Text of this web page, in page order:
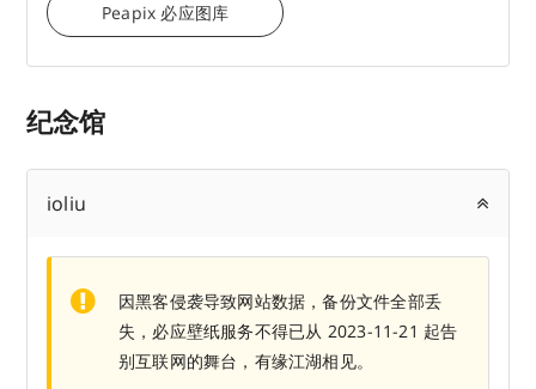
Peapix 必应图库
纪念馆
ioliu
因黑客侵袭导致网站数据，备份文件全部丢
失，必应壁纸服务不得已从 2023-11-21 起告
别互联网的舞台，有缘江湖相见。